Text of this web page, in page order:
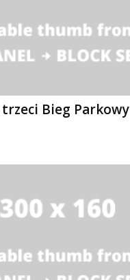
trzeci Bieg Parkowy